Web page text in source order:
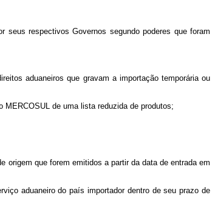
respectivos Governos segundo poderes que foram
aduaneiros que gravam a importação temporária ou
de uma lista reduzida de produtos;
que forem emitidos a partir da data de entrada em
aduaneiro do país importador dentro de seu prazo de